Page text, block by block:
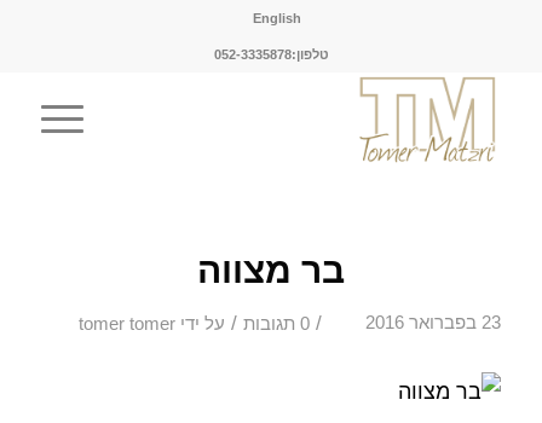
English
טלפון:052-3335878
בר מצווה
23 בפברואר 2016 / 0 תגובות / על ידי tomer tomer